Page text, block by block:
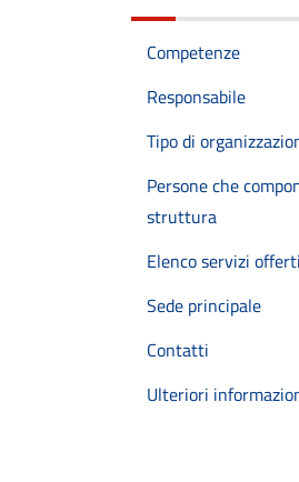
Competenze
Responsabile
Tipo di
Persone che
struttura
Elenco servizi offerti
Sede principale
Contatti
Ulteriori